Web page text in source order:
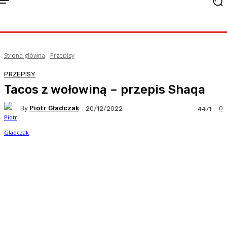
Strona główna Przepisy
PRZEPISY
Tacos z wołowiną – przepis Shaqa
By Piotr Gładczak 20/12/2022 0
4471